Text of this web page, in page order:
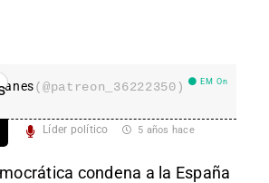
(@patreon_36222350) EM On
Líder político 5 años hace
condena a la España